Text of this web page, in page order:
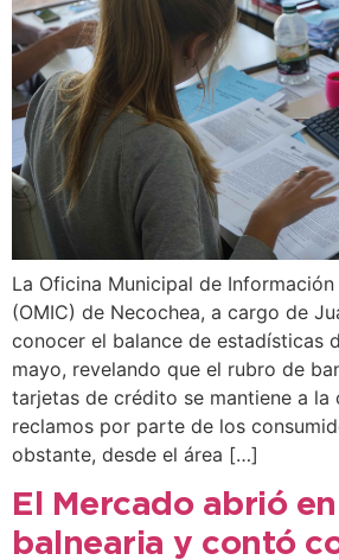
La Oficina Municipal de
(OMIC) de Necochea, a cargo de
conocer el balance de estadísticas
mayo, revelando que el rubro de
tarjetas de crédito se mantiene a la
reclamos por parte de los
obstante, desde el área […]
El Mercado abrió
balnearia y contó